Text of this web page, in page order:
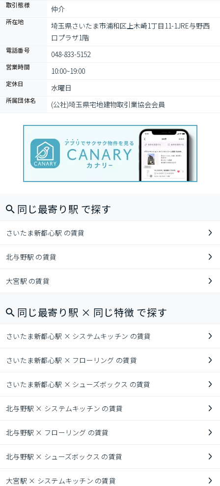
取引態様 仲介
所在地
埼玉県さいたま市浦和区上木崎1丁目11-1JRE与野西
口プラザ1階
電話番号 048-833-5152
営業時間 10:00~19:00
定休日 水曜日
所属団体名 (公社)埼玉県宅地建物取引業協会会員
同じ最寄り駅 で探す
さいたま新都心駅 の賃貸
北与野駅 の賃貸
大宮駅 の賃貸
同じ最寄り駅 × 同じ特徴 で探す
さいたま新都心駅 × システムキッチン の賃貸
さいたま新都心駅 × フローリング の賃貸
さいたま新都心駅 × シューズボックス の賃貸
北与野駅 × システムキッチン の賃貸
北与野駅 × フローリング の賃貸
北与野駅 × シューズボックス の賃貸
大宮駅 × システムキッチン の賃貸